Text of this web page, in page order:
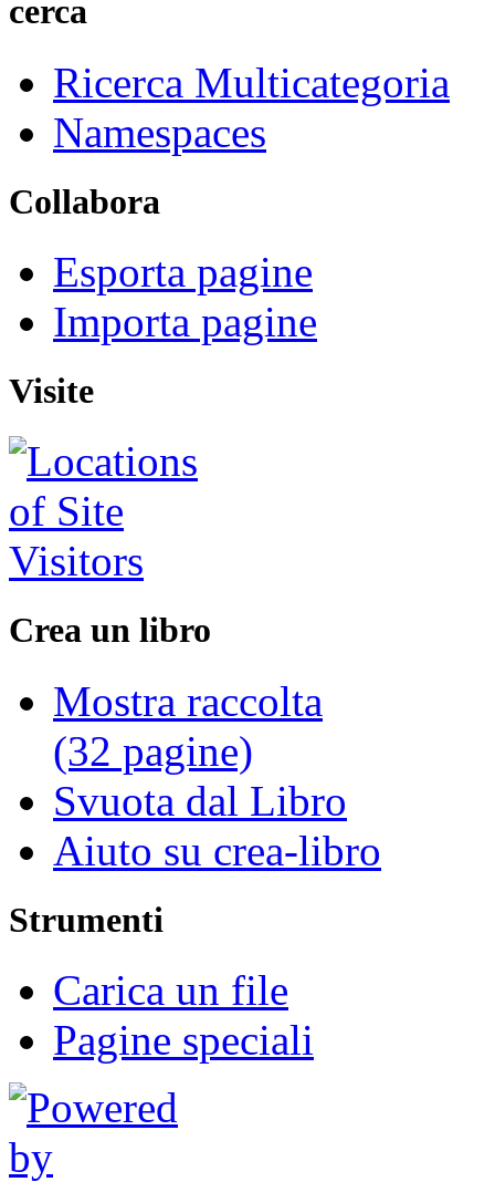
cerca
Ricerca Multicategoria
Namespaces
Collabora
Esporta pagine
Importa pagine
Visite
Crea un libro
Mostra raccolta
(32 pagine)
Svuota dal Libro
Aiuto su crea-libro
Strumenti
Carica un file
Pagine speciali